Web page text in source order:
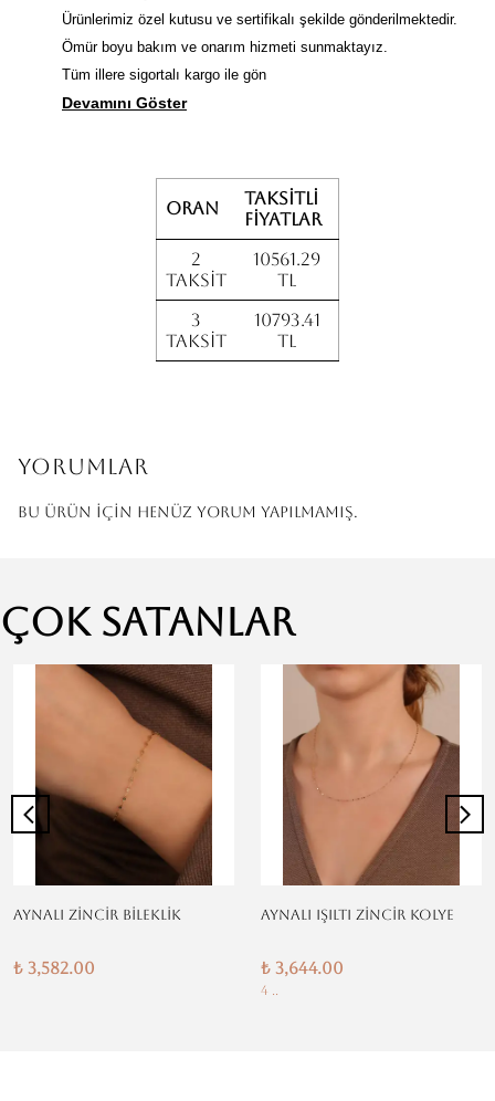
Ürünlerimiz özel kutusu ve sertifikalı şekilde gönderilmektedir.
Ömür boyu bakım ve onarım hizmeti sunmaktayız.
Tüm illere sigortalı kargo ile gön
Devamını Göster
Oran
Taksitli
fiyatlar
2
Taksit
10561.29
TL
3
Taksit
10793.41
TL
Yorumlar
Bu ürün için henüz yorum yapılmamış.
Çok Satanlar
AYNALI ZİNCİR BİLEKLİK
₺ 3,582.00
AYNALI IŞILTI ZİNCİR KOLYE
₺ 3,644.00
4 ..